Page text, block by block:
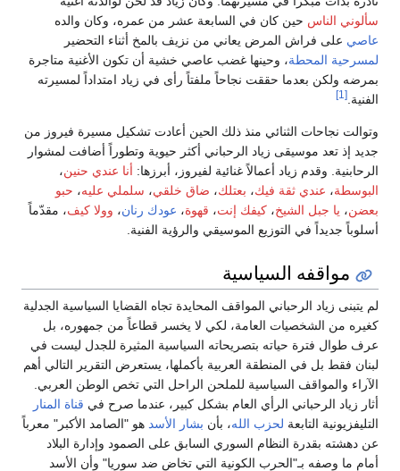
سألوني الناسحين كان في السابعة عشر من عمره، وكان والده
عاصيعلى فراش المرض يعاني من نزيف بالمخ أثناء التحضير
لمسرحية المحطة، وحينها غضب عاصي خشية أن تكون الأغنية متاجرة
بمرضه ولكن بعدما حققت نجاحاً ملفتاً رأى في زياد امتداداً لمسيرته
الفنية.[1]
وتوالت نجاحات الثنائي منذ ذلك الحين أعادت تشكيل مسيرة فيروز من
جديد إذ تعد موسيقى زياد الرحباني أكثر حيوية وتطوراً أضافت لمشوار
الرحابنية. وقدم زياد أعمالاً غنائية لفيروز، أبرزها: أنا عندي حنين،
البوسطة،عندي ثقة فيك ،بعتلك،ضاق خلقي،سلملي عليه ،حبو
بعضن،يا جبل الشيخ،كيفك إنت ،قهوة،عودك رنان ،وولا كيف، مقدّماً
أسلوباً جديداً في التوزيع الموسيقي والرؤية الفنية.
مواقفه السياسية
لم يتبنى زياد الرحباني المواقف المحايدة تجاه القضايا السياسية الجدلية
كغيره من الشخصيات العامة، لكي لا يخسر قطاعاً من جمهوره، بل
عرف طوال فترة حياته بتصريحاته السياسية المثيرة للجدل ليست في
لبنان فقط بل في المنطقة العربية بأكملها، يستعرض التقرير التالي أهم
الآراء والمواقف السياسية للملحن الراحل التي تخص الوطن العربي.
أثار زياد الرحباني الرأي العام بشكل كبير، عندما صرح في قناة المنار
التليفزيونية التابعةلحزب الله ، بأن بشار الأسدهو "الصامد الأكبر" معرباً
عن دهشته بقدرة النظام السوري السابق على الصمود وإدارة البلاد
أمام ما وصفه بـ"الحرب الكونية التي تخاض ضد سوريا" وأن الأسد